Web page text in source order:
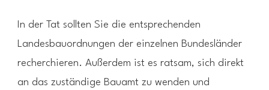
In der Tat sollten Sie die entsprechenden
Landesbauordnungen der einzelnen Bundesländer
recherchieren. Außerdem ist es ratsam, sich direkt
an das zuständige Bauamt zu wenden und